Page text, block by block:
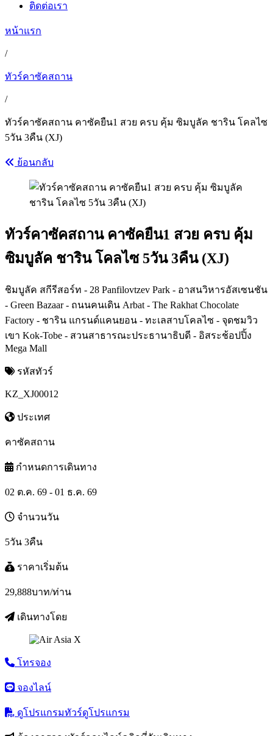
ติดต่อเรา
หน้าแรก
/
ทัวร์คาซัคสถาน
/
ทัวร์คาซัคสถาน คาซัคยืน1 สวย ครบ คุ้ม ซิมบูลัค ชาริน โคลไซ
5วัน 3คืน (XJ)
ย้อนกลับ
ทัวร์คาซัคสถาน คาซัคยืน1 สวย ครบ คุ้ม
ซิมบูลัค ชาริน โคลไซ 5วัน 3คืน (XJ)
ชิมบูลัค สกีรีสอร์ท - 28 Panfilovtzev Park - อาสนวิหารอัสเซนชัน
- Green Bazaar - ถนนคนเดิน Arbat - The Rakhat Chocolate
Factory - ชาริน แกรนด์แคนยอน - ทะเลสาบโคลไซ - จุดชมวิว
เขา Kok-Tobe - สวนสาธารณะประธานาธิบดี - อิสระช้อปปิ้ง
Mega Mall
รหัสทัวร์
KZ_XJ00012
ประเทศ
คาซัคสถาน
กำหนดการเดินทาง
02 ต.ค. 69 - 01 ธ.ค. 69
จำนวนวัน
5วัน 3คืน
ราคาเริ่มต้น
29,888บาท/ท่าน
เดินทางโดย
โทรจอง
จองไลน์
ดูโปรแกรมทัวร์ดูโปรแกรม